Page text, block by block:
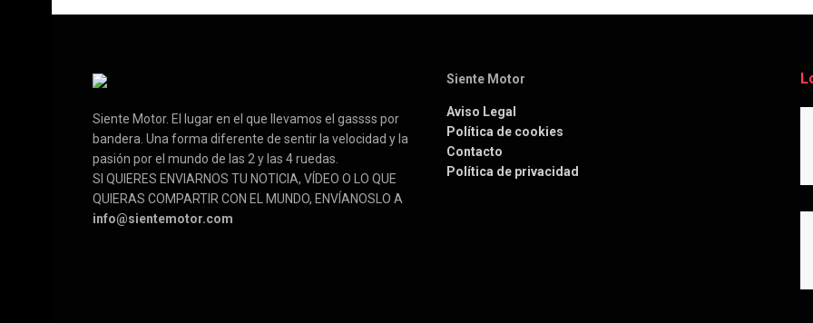
Siente Motor. El lugar en el que llevamos el gassss por
bandera. Una forma diferente de sentir la velocidad y la
pasión por el mundo de las 2 y las 4 ruedas.
SI QUIERES ENVIARNOS TU NOTICIA, VÍDEO O LO QUE
QUIERAS COMPARTIR CON EL MUNDO, ENVÍANOSLO A
info@sientemotor.com
Siente Motor
Aviso Legal
Política de cookies
Contacto
Política de privacidad